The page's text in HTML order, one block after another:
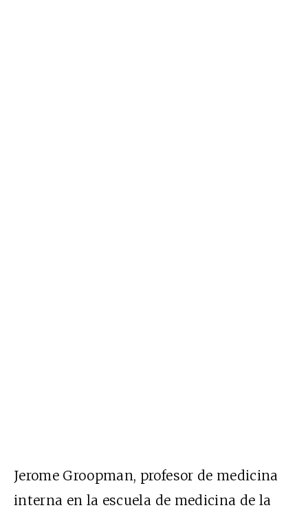
Jerome Groopman, profesor de medicina
interna en la escuela de medicina de la